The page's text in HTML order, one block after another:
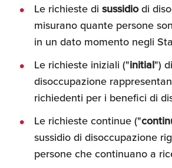
Le richieste di sussidiodi
misurano quante persone
in un dato momento negli
Le richieste iniziali ("initial")
disoccupazione
richiedenti per i benefici di
Le richieste continue ("
sussidio di disoccupazione
persone che continuano a